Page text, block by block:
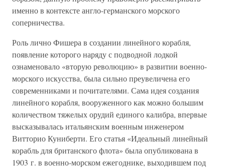
именно в контексте англо-германского морского
соперничества.
Роль лично Фишера в создании линейного корабля,
появление которого наряду с подводной лодкой
ознаменовало «вторую революцию» в развитии военно-
морского искусства, была сильно преувеличена его
современниками и почитателями. Сама идея создания
линейного корабля, вооруженного как можно большим
количеством тяжелых орудий единого калибра, впервые
высказывалась итальянским военным инженером
Витторио Куниберти. Его статья «Идеальный линейный
корабль для британского флота» была опубликована в
1903 г. в военно-морском ежегоднике, выходившем под